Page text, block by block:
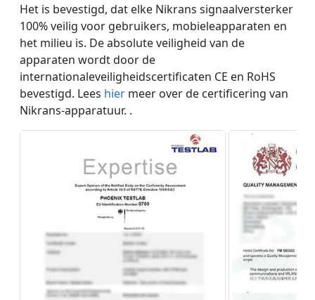
Het is bevestigd, dat elke Nikrans signaalversterker
100% veilig voor gebruikers, mobieleapparaten en
het milieu is. De absolute veiligheid van de
apparaten wordt door de
internationaleveiligheidscertificaten CE en RoHS
bevestigd. Lees hier meer over de certificering van
Nikrans-apparatuur. .